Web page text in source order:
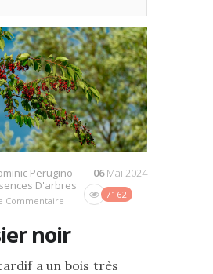
Perugino
D'arbres
Commentaire
7162
06Mai 2024
noir
a un bois très